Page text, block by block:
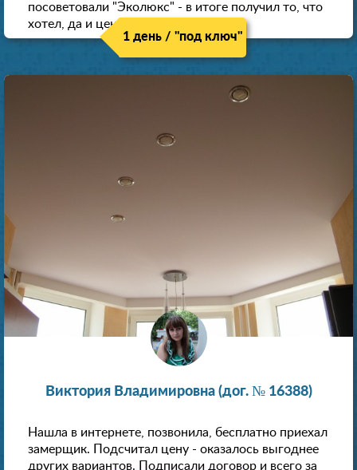
посоветовали "Эколюкс" - в итоге получил то, что
хотел, да и цена нормальная.
1 день / "под ключ"
Виктория Владимировна (дог. № 16388)
Нашла в интернете, позвонила, бесплатно приехал
замерщик. Подсчитал цену - оказалось выгоднее
других вариантов. Подписали договор и всего за